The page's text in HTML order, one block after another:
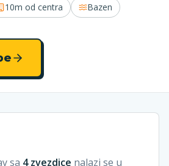
10m od centra
Bazen
sa 4 zvezdice nalazi se u